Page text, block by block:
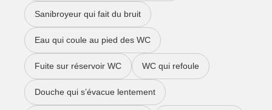
Sanibroyeur qui fait du bruit
Eau qui coule au pied des WC
Fuite sur réservoir WC WC qui refoule
Douche qui s’évacue lentement